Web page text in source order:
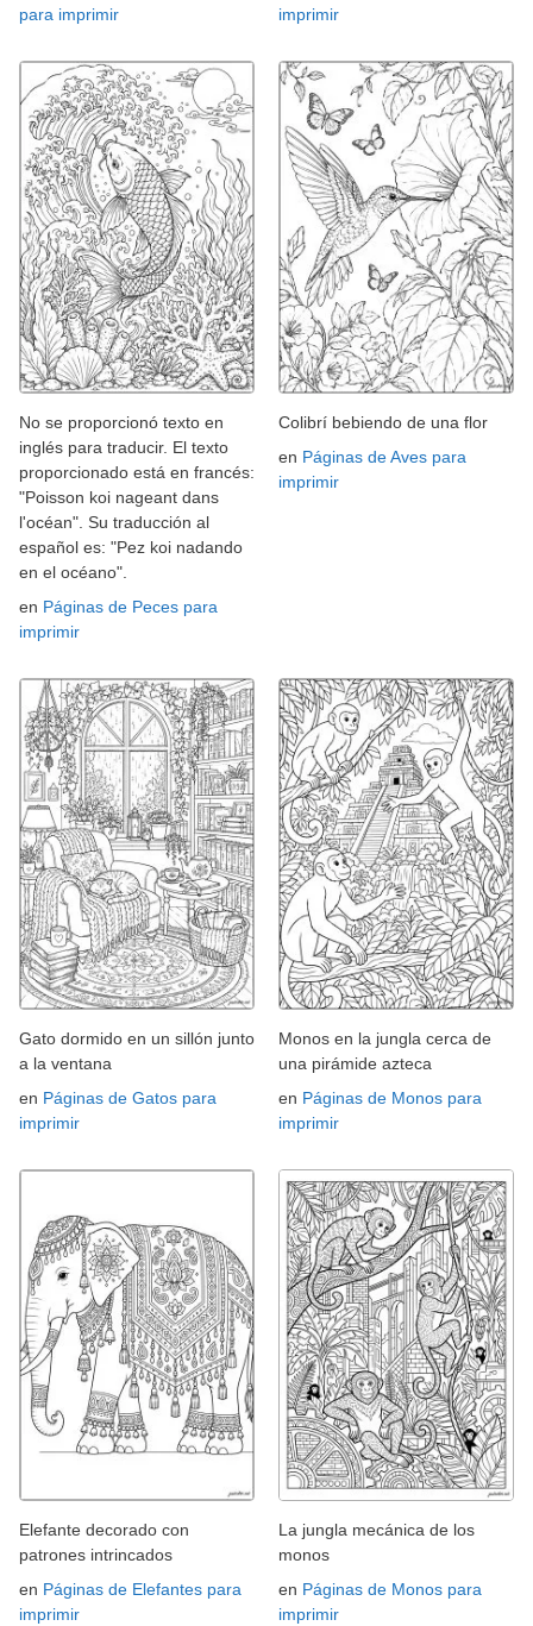
para imprimir imprimir
No se proporcionó texto en
inglés para traducir. El texto
proporcionado está en francés:
"Poisson koi nageant dans
l'océan". Su traducción al
español es: "Pez koi nadando
en el océano".
en Páginas de Peces para
imprimir
Colibrí bebiendo de una flor
en Páginas de Aves para
imprimir
Gato dormido en un sillón junto
a la ventana
en Páginas de Gatos para
imprimir
Monos en la jungla cerca de
una pirámide azteca
en Páginas de Monos para
imprimir
Elefante decorado con
patrones intrincados
en Páginas de Elefantes para
imprimir
La jungla mecánica de los
monos
en Páginas de Monos para
imprimir